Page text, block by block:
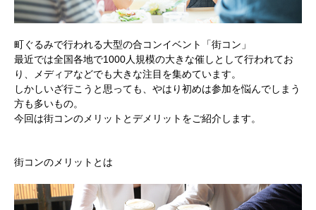
町ぐるみで行われる大型の合コンイベント「街コン」
最近では全国各地で1000人規模の大きな催しとして行われてお
り、メディアなどでも大きな注目を集めています。
しかしいざ行こうと思っても、やはり初めは参加を悩んでしまう
方も多いもの。
今回は街コンのメリットとデメリットをご紹介します。
街コンのメリットとは